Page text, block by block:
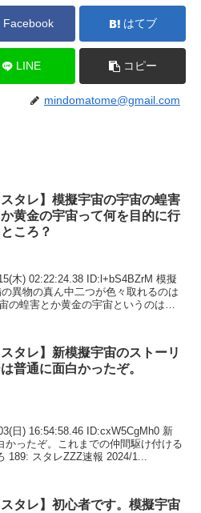
Facebook はてブ
LINE コピー
mindomatome@gmail.com
スタレ】模擬宇宙の宇宙の蝗害
か黄金の宇宙って何を目的に行
ところ？
木) 02:22:24.38 ID:l+bS4BZrM 模擬
異物の真ん中二つが色々取れるのは
の蝗害とか黄金の宇宙というのは何
スタレ】新模擬宇宙のストーリ
普通に面白かったぞ。
日) 16:54:58.46 ID:cxW5CgMh0 新
かったぞ。これまでの仲間駆け付ける
189: スタレZZZ速報 2024/1...
スタレ】初心者です。模擬宇宙